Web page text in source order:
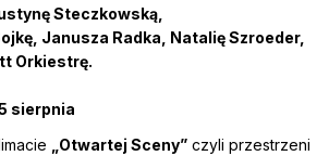
Steczkowską,
Janusza Radka, Natalię Szroeder,
Orkiestrę.
sierpnia
„Otwartej Sceny” czyli przestrzeni